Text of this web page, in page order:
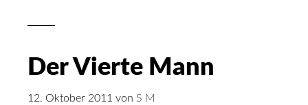
Der Vierte Mann
12. Oktober 2011 von S M